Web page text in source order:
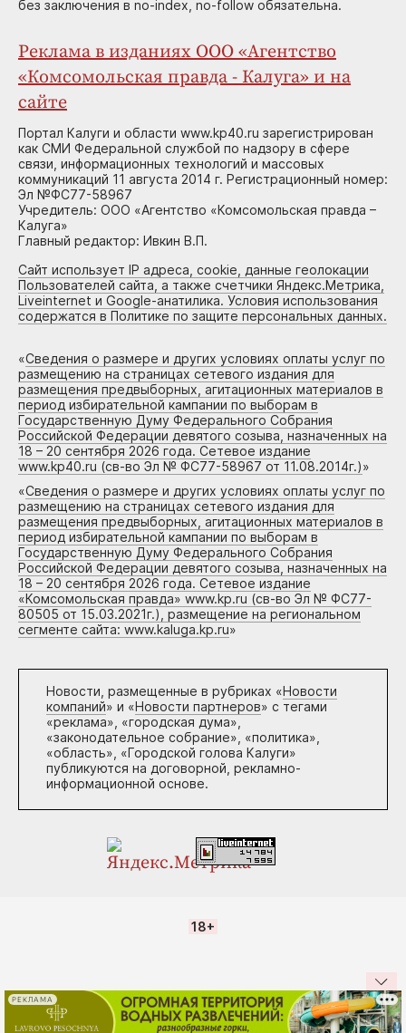
без заключения в no-index, no-follow обязательна.
Реклама в изданиях ООО «Агентство
«Комсомольская правда - Калуга» и на
сайте
Портал Калуги и области www.kp40.ru зарегистрирован
как СМИ Федеральной службой по надзору в сфере
связи, информационных технологий и массовых
коммуникаций 11 августа 2014 г. Регистрационный номер:
Эл №ФС77-58967
Учредитель: ООО «Агентство «Комсомольская правда –
Калуга»
Главный редактор: Ивкин В.П.
Сайт использует IP адреса, cookie, данные геолокации
Пользователей сайта, а также счетчики Яндекс.Метрика,
Liveinternet и Google-анатилика. Условия использования
содержатся в Политике по защите персональных данных.
«Сведения о размере и других условиях оплаты услуг по
размещению на страницах сетевого издания для
размещения предвыборных, агитационных материалов в
период избирательной кампании по выборам в
Государственную Думу Федерального Собрания
Российской Федерации девятого созыва, назначенных на
18 – 20 сентября 2026 года. Сетевое издание
www.kp40.ru (св-во Эл № ФС77-58967 от 11.08.2014г.)»
«Сведения о размере и других условиях оплаты услуг по
размещению на страницах сетевого издания для
размещения предвыборных, агитационных материалов в
период избирательной кампании по выборам в
Государственную Думу Федерального Собрания
Российской Федерации девятого созыва, назначенных на
18 – 20 сентября 2026 года. Сетевое издание
«Комсомольская правда» www.kp.ru (св-во Эл № ФС77-
80505 от 15.03.2021г.), размещение на региональном
сегменте сайта: www.kaluga.kp.ru»
Новости, размещенные в рубриках «Новости
компаний» и «Новости партнеров» с тегами
«реклама», «городская дума»,
«законодательное собрание», «политика»,
«область», «Городской голова Калуги»
публикуются на договорной, рекламно-
информационной основе.
18+
РЕКЛАМА